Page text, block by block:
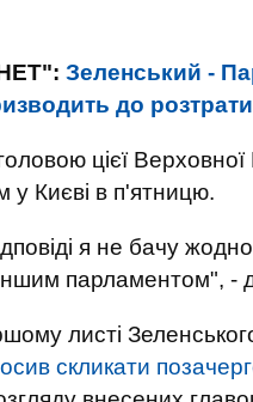
Зеленський -
до
цієї
у Києві в п'ятницю.
я не бачу
парламентом", -
листі
скликати